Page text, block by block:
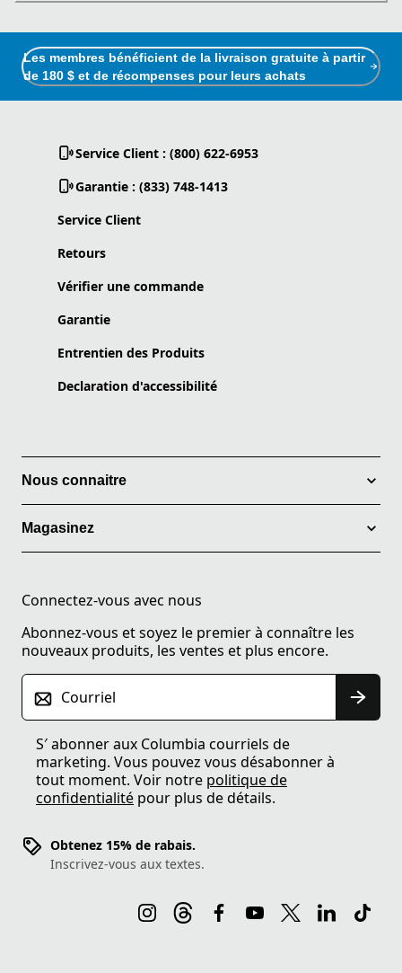
Les membres bénéficient de la livraison gratuite à partir
de 180 $ et de récompenses pour leurs achats
Service Client : (800) 622-6953
Garantie : (833) 748-1413
Service Client
Retours
Vérifier une commande
Garantie
Entrentien des Produits
Declaration d'accessibilité
Nous connaitre
Magasinez
Connectez-vous avec nous
Abonnez-vous et soyez le premier à connaître les
nouveaux produits, les ventes et plus encore.
Courriel
S′ abonner aux Columbia courriels de
marketing. Vous pouvez vous désabonner à
tout moment. Voir notre politique de
confidentialité pour plus de détails.
Obtenez 15% de rabais.
Inscrivez-vous aux textes.